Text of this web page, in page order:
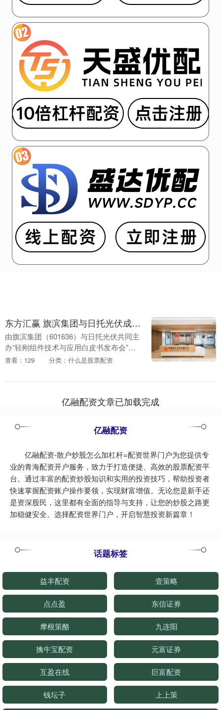
东方汇赢 旗滨集团与日托光伏成功举办“轻刚组件技术与应用白皮书发布会”
由旗滨集团（601636）与日托光伏共同主
办“轻刚组件技术与应用白皮书发布会”于
2025年8月28日在无锡顺利举办。来自行
嘉....
查看：129 分类：什么是股票配资
亿融配资文章已加载完成
亿融配资
亿融配资-散户炒股怎么加杠杆=配资世界门户为您提供专
业的青海配资开户服务，致力于打造便捷、高效的股票配资平
台。通过丰富的配资炒股知识和实用的投资技巧，帮助投资者
快速掌握配资账户操作要领，实现财富增值。无论您是新手还
是资深股民，这里都有全面的指导与支持，让您的炒股之路更
加稳健安全。选择配资世界门户，开启智慧投资新篇章！
话题标签
益丰配资 壹策略
点点盈 东信证券
摩根策酪 九连阳
擒牛宝配资 元富证券
互盈在线 巨富配资
钱坛子 上上策